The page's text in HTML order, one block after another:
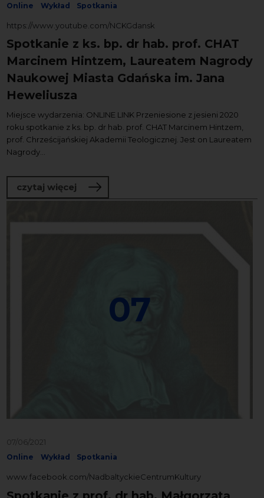
Online Wykład Spotkania
https://www.youtube.com/NCKGdansk
Spotkanie z ks. bp. dr hab. prof. CHAT
Marcinem Hintzem, Laureatem Nagrody
Naukowej Miasta Gdańska im. Jana
Heweliusza
Miejsce wydarzenia: ONLINE LINK Przeniesione z jesieni 2020
roku spotkanie z ks. bp. dr hab. prof. CHAT Marcinem Hintzem,
prof. Chrześcijańskiej Akademii Teologicznej. Jest on Laureatem
Nagrody...
czytaj więcej o Spotkanie z ks. bp. dr hab. prof.
07
07/06/2021
Online Wykład Spotkania
www.facebook.com/NadbaltyckieCentrumKultury